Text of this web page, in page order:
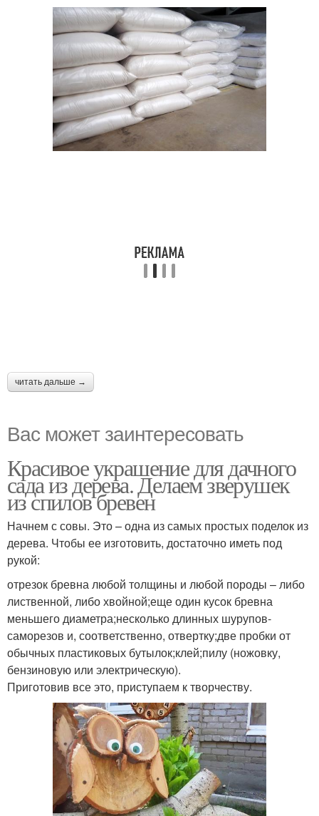
читать дальше →
Вас может заинтересовать
Красивое украшение для дачного
сада из дерева. Делаем зверушек
из спилов бревен
Начнем с совы. Это – одна из самых простых поделок из
дерева. Чтобы ее изготовить, достаточно иметь под
рукой:
отрезок бревна любой толщины и любой породы – либо
лиственной, либо хвойной;еще один кусок бревна
меньшего диаметра;несколько длинных шурупов-
саморезов и, соответственно, отвертку;две пробки от
обычных пластиковых бутылок;клей;пилу (ножовку,
бензиновую или электрическую).
Приготовив все это, приступаем к творчеству.